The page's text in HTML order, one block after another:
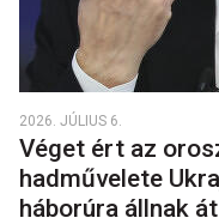
2026. JÚLIUS 6.
Véget ért az
hadművelete
háborúra állnak át